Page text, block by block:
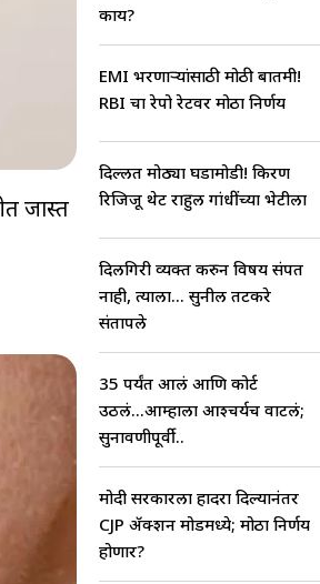
जास्त
काय?
EMI भरणाऱ्यांसाठी मोठी बातमी!
RBI चा रेपो रेटवर मोठा निर्णय
दिल्लीत मोठ्या घडामोडी! किरण
रिजिजू थेट राहुल गांधींच्या भेटीला
दिलगिरी व्यक्त करुन विषय संपत
नाही, त्याला... सुनील तटकरे
संतापले
35 पर्यंत आलं आणि कोर्ट
उठलं...आम्हाला आश्चर्यच वाटलं;
सुनावणीपूर्वी..
मोदी सरकारला हादरा दिल्यानंतर
CJP ॲक्शन मोडमध्ये; मोठा निर्णय
होणार?